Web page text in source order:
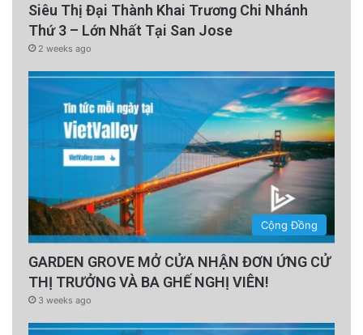
Siêu Thị Đại Thành Khai Trương Chi Nhánh
Thứ 3 – Lớn Nhất Tại San Jose
2 weeks ago
Cộng Đồng
GARDEN GROVE MỞ CỬA NHẬN ĐƠN ỨNG CỬ
THỊ TRƯỞNG VÀ BA GHẾ NGHỊ VIÊN!
3 weeks ago